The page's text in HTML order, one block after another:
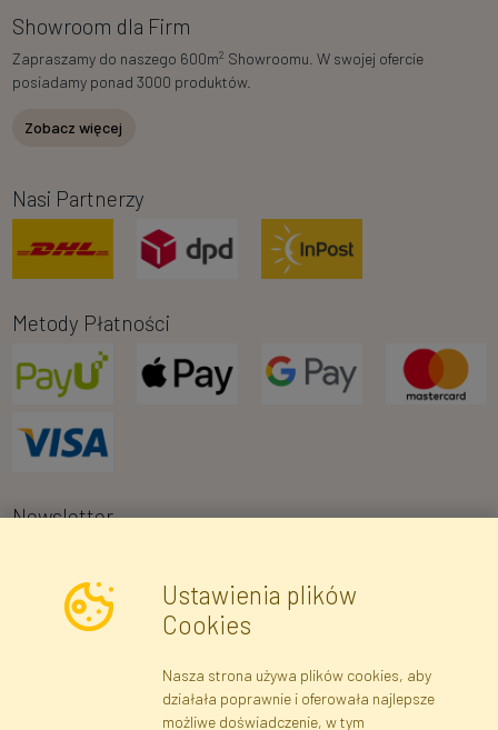
Showroom dla Firm
Zapraszamy do naszego 600m2 Showroomu. W swojej ofercie
posiadamy ponad 3000 produktów.
Zobacz więcej
Nasi Partnerzy
Metody Płatności
Newsletter
Wyrażam zgodę na przetwarzanie moich danych osobowych w celu
otrzymywania informacji marketingowych i ofert handlowych za
o.o.. Poinformowano mnie o prawie wglądu do treści moich danych
osobowych oraz ich poprawiania, a także iż podanie danych jest
Ustawienia plików
Cookies
Nasza strona używa plików cookies, aby
działała poprawnie i oferowała najlepsze
możliwe doświadczenie, w tym